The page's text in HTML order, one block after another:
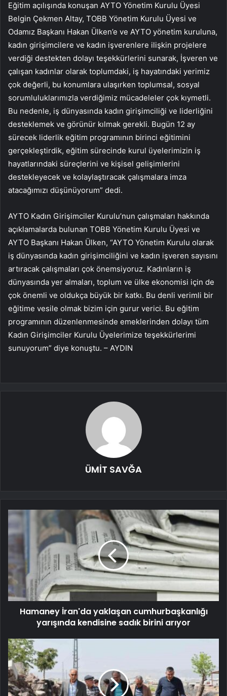
Eğitim açılışında konuşan AYTO Yönetim Kurulu Üyesi
Belgin Çekmen Altay, TOBB Yönetim Kurulu Üyesi ve
Odamız Başkanı Hakan Ülken’e ve AYTO yönetim kuruluna,
kadın girişimcilere ve kadın işverenlere ilişkin projelere
verdiği destekten dolayı teşekkürlerini sunarak, İşveren ve
çalışan kadınlar olarak toplumdaki, iş hayatındaki yerimiz
çok değerli, bu konumlara ulaşırken toplumsal, sosyal
sorumluluklarımızla verdiğimiz mücadeleler çok kıymetli.
Bu nedenle, iş dünyasında kadın girişimciliği ve liderliğini
desteklemek ve görünür kılmak gerekli. Bugün 12 ay
sürecek liderlik eğitim programının birinci eğitimini
gerçekleştirdik, eğitim sürecinde kurul üyelerimizin iş
hayatlarındaki süreçlerini ve kişisel gelişimlerini
destekleyecek ve kolaylaştıracak çalışmalara imza
atacağımızı düşünüyorum” dedi.
AYTO Kadın Girişimciler Kurulu’nun çalışmaları hakkında
açıklamalarda bulunan TOBB Yönetim Kurulu Üyesi ve
AYTO Başkanı Hakan Ülken, “AYTO Yönetim Kurulu olarak
iş dünyasında kadın girişimciliğini ve kadın işveren sayısını
artıracak çalışmaları çok önemsiyoruz. Kadınların iş
dünyasında yer almaları, toplum ve ülke ekonomisi için de
çok önemli ve oldukça büyük bir katkı. Bu denli verimli bir
eğitime vesile olmak bizim için gurur verici. Bu eğitim
programının düzenlenmesinde emeklerinden dolayı tüm
Kadın Girişimciler Kurulu Üyelerimize teşekkürlerimi
sunuyorum” diye konuştu. – AYDIN
ÜMİT SAVĞA
Hamaney İran'da yaklaşan cumhurbaşkanlığı
yarışında kendisine sadık birini arıyor